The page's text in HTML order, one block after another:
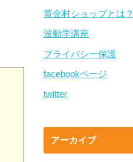
黄金村ショップとは？
波動学講座
プライバシー保護
facebookページ
twitter
アーカイブ